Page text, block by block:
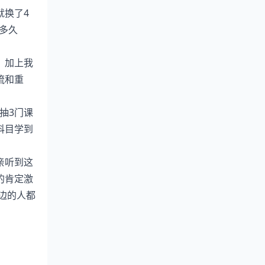
换了4
久
加上我
和重
3门课
目学到
听到这
肯定激
的人都